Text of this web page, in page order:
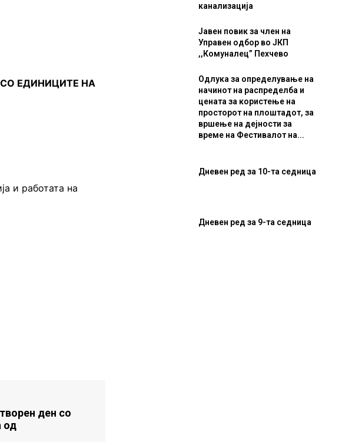
ЕДИНИЦИТЕ НА
и работата на
ден со
од
канализација
Јавен повик за член на
Управен одбор во ЈКП
,,Комуналец” Пехчево
Одлука за определување на
начинот на распределба и
цената за користење на
просторот на плоштадот, за
вршење на дејности за
време на Фестивалот на...
Дневен ред за 10-та седница
Дневен ред за 9-та седница